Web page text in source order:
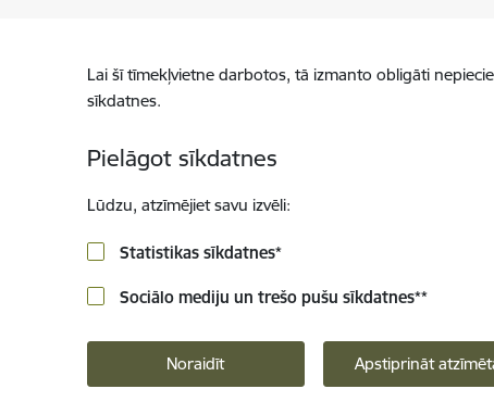
Lai šī tīmekļvietne darbotos, tā izmanto obligāti
sīkdatnes.
Pielāgot sīkdatnes
Lūdzu, atzīmējiet savu izvēli:
Statistikas sīkdatnes*
Sociālo mediju un trešo pušu sīkdatnes**
Noraidīt Apstiprināt